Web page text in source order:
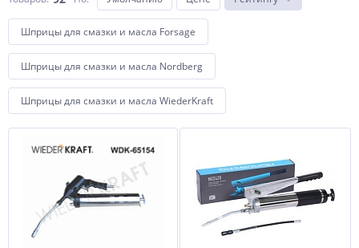
Шприцы для смазки и масла Forsage
Шприцы для смазки и масла Nordberg
Шприцы для смазки и масла WiederKraft